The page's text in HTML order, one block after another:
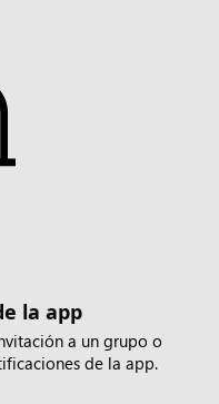
la app
a un grupo o
de la app.